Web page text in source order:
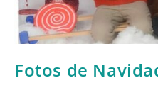
Fotos de